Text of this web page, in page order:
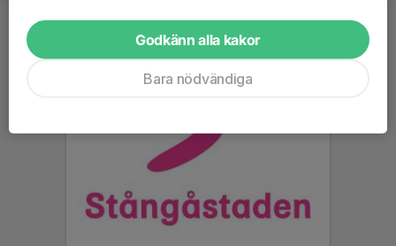
Godkänn alla kakor
Bara nödvändiga